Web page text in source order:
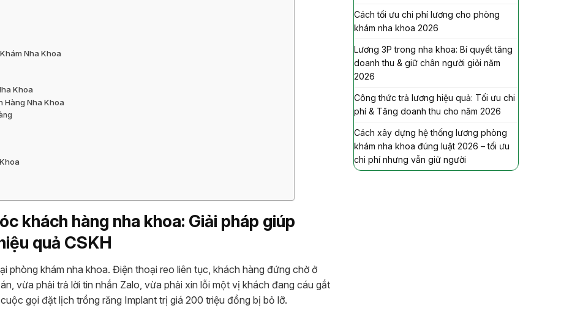
Nha Khoa
Khoa
Hàng Nha Khoa
khách hàng nha khoa: Giải pháp giúp
quả CSKH
phòng khám nha khoa. Điện thoại reo liên tục, khách hàng đứng chờ ở
vừa phải trả lời tin nhắn Zalo, vừa phải xin lỗi một vị khách đang cáu gắt
gọi đặt lịch trồng răng Implant trị giá 200 triệu đồng bị bỏ lỡ.
Cách tối ưu chi phí lương cho phòng
khám nha khoa 2026
Lương 3P trong nha khoa: Bí quyết tăng
doanh thu & giữ chân người giỏi năm
2026
Công thức trả lương hiệu quả: Tối ưu chi
phí & Tăng doanh thu cho năm 2026
Cách xây dựng hệ thống lương phòng
khám nha khoa đúng luật 2026 – tối ưu
chi phí nhưng vẫn giữ người